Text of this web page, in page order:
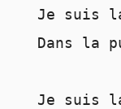
Je suis
Dans la
Je suis